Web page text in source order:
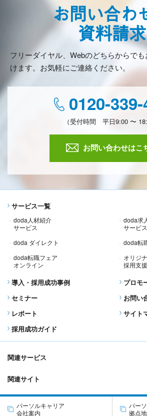
お問い合わ
資料請求
フリーダイヤル、Webのどちらからで
けます。お気軽にご連絡ください。
0120-
（受付時間 平日9:00 〜
お問い合わせはこ
サービス一覧
doda人材紹介
サービス
doda求
サービス
doda ダイレクト
doda転
doda転職フェア
オンライン
オリジ
採用支
導入・採用成功事例
セミナー
レポート
採用成功ガイド
プロモ
お問い
サイト
関連サービス
関連サイト
パーソルキャリア
会社案内
パー
拠点